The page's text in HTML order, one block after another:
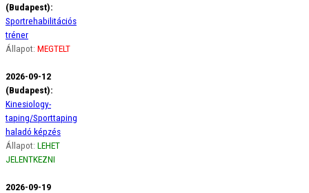
(Budapest):
Sportrehabilitációs
tréner
Állapot: MEGTELT
2026-09-12
(Budapest):
Kinesiology-
taping/Sporttaping
haladó képzés
Állapot: LEHET
JELENTKEZNI
2026-09-19